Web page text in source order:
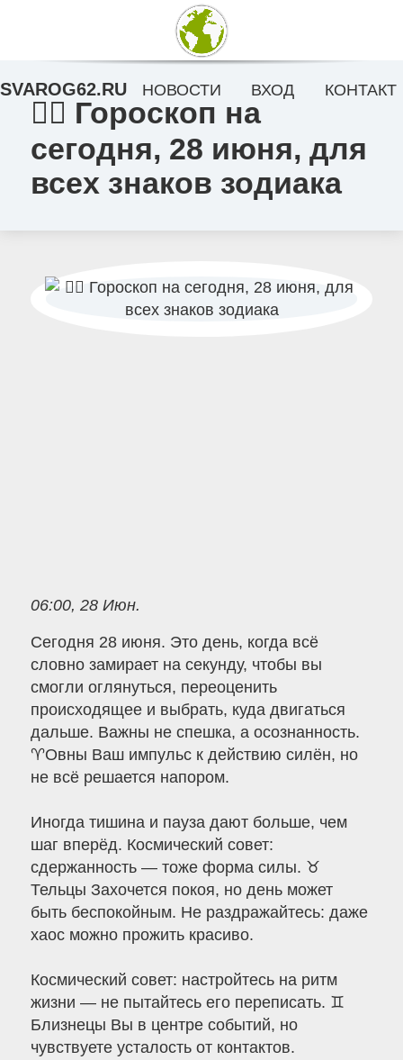
🧙‍♀ Гороскоп на
сегодня, 28 июня, для
всех знаков зодиака
06:00, 28 Июн.
Сегодня 28 июня. Это день, когда всё
словно замирает на секунду, чтобы вы
смогли оглянуться, переоценить
происходящее и выбрать, куда двигаться
дальше. Важны не спешка, а осознанность.
♈️Овны Ваш импульс к действию силён, но
не всё решается напором.
Иногда тишина и пауза дают больше, чем
шаг вперёд. Космический совет:
сдержанность — тоже форма силы. ♉
Тельцы Захочется покоя, но день может
быть беспокойным. Не раздражайтесь: даже
хаос можно прожить красиво.
Космический совет: настройтесь на ритм
жизни — не пытайтесь его переписать. ♊
Близнецы Вы в центре событий, но
чувствуете усталость от контактов.
SVAROG62.RU НОВОСТИ ВХОД КОНТАКТ